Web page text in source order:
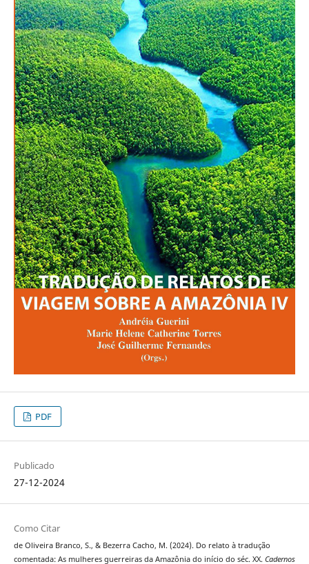
PDF
Publicado
27-12-2024
Como Citar
de Oliveira Branco, S., & Bezerra Cacho, M. (2024). Do relato à tradução
comentada: As mulheres guerreiras da Amazônia do início do séc. XX. Cadernos